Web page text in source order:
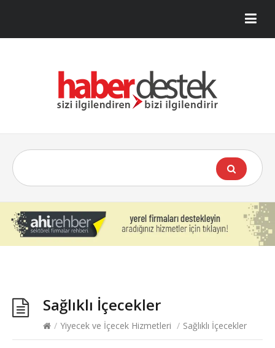
Sağlıklı İçecekler
/ Yiyecek ve İçecek Hizmetleri / Sağlıklı İçecekler